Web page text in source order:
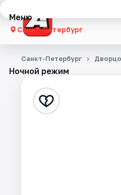
Меню
Санкт-Петербург
Концерты
Стендап
Ночной режим
Санкт-Петербург